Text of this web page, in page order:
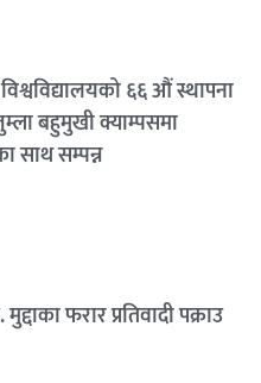
६६ औं स्थापना
बहुमुखी क्याम्पसमा
साथ सम्पन्न
फरार प्रतिवादी पक्राउ